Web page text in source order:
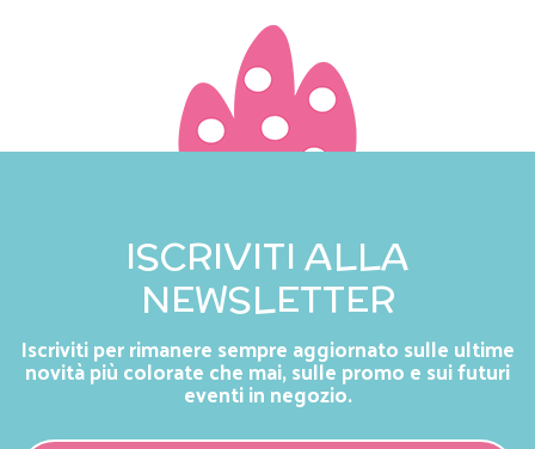
ISCRIVITI ALLA
NEWSLETTER
Iscriviti per rimanere sempre aggiornato sulle ultime
novità più colorate che mai, sulle promo e sui futuri
eventi in negozio.